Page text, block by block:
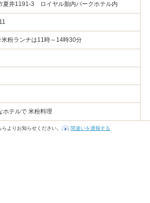
夏井1191-3 ロイヤル胎内パークホテル内
粉ランチは11時～14時30分
ホテルで 米粉料理
よりお知らせください。 間違いを通報する